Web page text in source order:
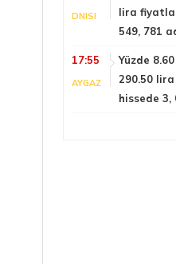
DNISI
lira fiyatla
549, 781
17:55
AYGAZ
Yüzde
290.50
hissede